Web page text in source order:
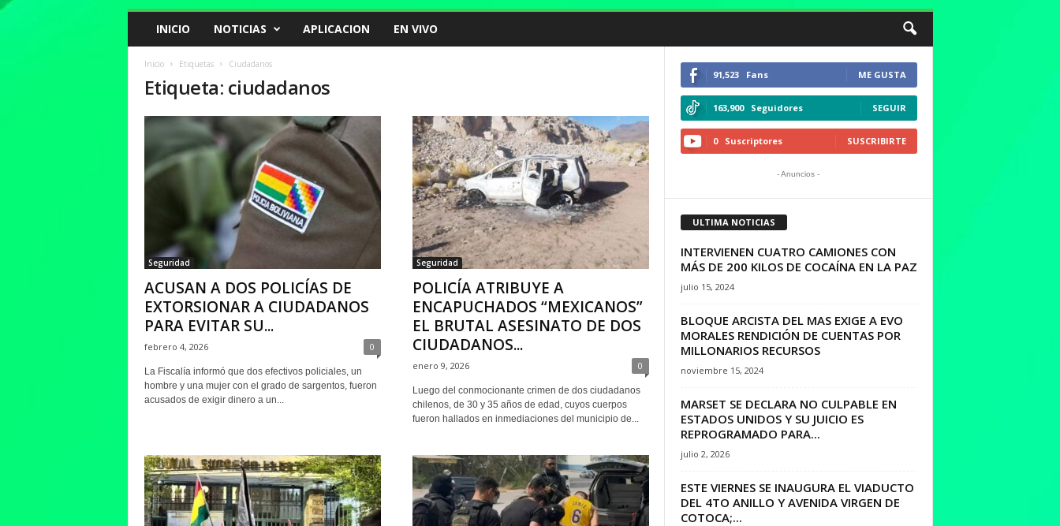
INICIO NOTICIAS APLICACION EN VIVO
Inicio Etiquetas Ciudadanos
Etiqueta: ciudadanos
Seguridad
ACUSAN A DOS POLICÍAS DE
EXTORSIONAR A CIUDADANOS
PARA EVITAR SU...
febrero 4, 2026 0
La Fiscalía informó que dos efectivos policiales, un
hombre y una mujer con el grado de sargentos, fueron
acusados de exigir dinero a un...
Seguridad
POLICÍA ATRIBUYE A
ENCAPUCHADOS “MEXICANOS”
EL BRUTAL ASESINATO DE DOS
CIUDADANOS...
enero 9, 2026 0
Luego del conmocionante crimen de dos ciudadanos
chilenos, de 30 y 35 años de edad, cuyos cuerpos
fueron hallados en inmediaciones del municipio de...
91,523 Fans ME GUSTA
163,900 Seguidores SEGUIR
0 Suscriptores SUSCRIBIRTE
- Anuncios -
ULTIMA NOTICIAS
INTERVIENEN CUATRO CAMIONES CON
MÁS DE 200 KILOS DE COCAÍNA EN LA PAZ
julio 15, 2024
BLOQUE ARCISTA DEL MAS EXIGE A EVO
MORALES RENDICIÓN DE CUENTAS POR
MILLONARIOS RECURSOS
noviembre 15, 2024
MARSET SE DECLARA NO CULPABLE EN
ESTADOS UNIDOS Y SU JUICIO ES
REPROGRAMADO PARA...
julio 2, 2026
ESTE VIERNES SE INAUGURA EL VIADUCTO
DEL 4TO ANILLO Y AVENIDA VIRGEN DE
COTOCA;...